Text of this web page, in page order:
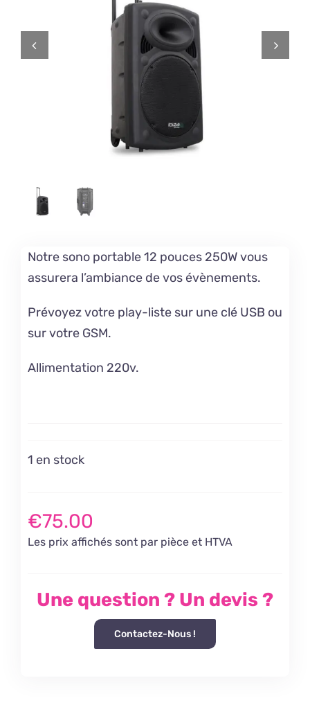
 
Notre sono portable 12 pouces 250W vous
assurera l’ambiance de vos évènements.
Prévoyez votre play-liste sur une clé USB ou
sur votre GSM.
Allimentation 220v.
1 en stock
€75.00
Les prix affichés sont par pièce et HTVA
Une question ? Un devis ?
Contactez-Nous !